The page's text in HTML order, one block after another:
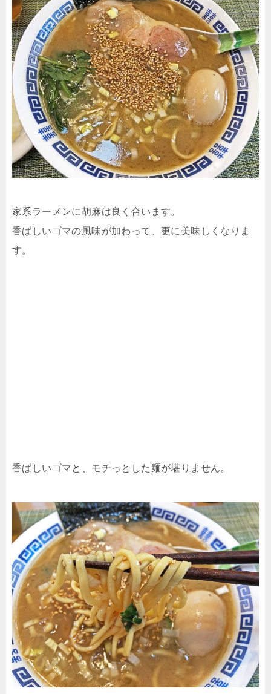
家系ラーメンに胡麻は良く合います。
香ばしいゴマの風味が加わって、更に美味しくなりま
す。
香ばしいゴマと、モチっとした麺が堪りません。